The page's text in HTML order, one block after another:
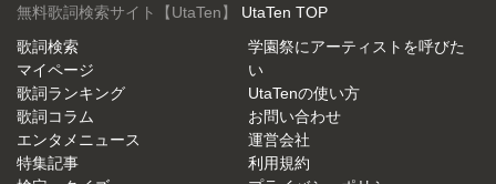
無料歌詞検索サイト【UtaTen】 UtaTen TOP
歌詞検索
マイページ
歌詞ランキング
歌詞コラム
エンタメニュース
特集記事
学園祭にアーティストを呼びた
い
UtaTenの使い方
お問い合わせ
運営会社
利用規約